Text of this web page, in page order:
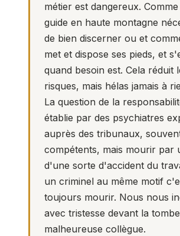
métier est dangereux.
guide en haute montagne
de bien discerner ou et
met et dispose ses pieds, et
quand besoin est. Cela réduit
risques, mais hélas jamais à
La question de la
établie par des psychiatres
auprès des tribunaux,
compétents, mais mourir par
d'une sorte d'accident du
un criminel au même motif
toujours mourir. Nous nous
avec tristesse devant la
malheureuse collègue.